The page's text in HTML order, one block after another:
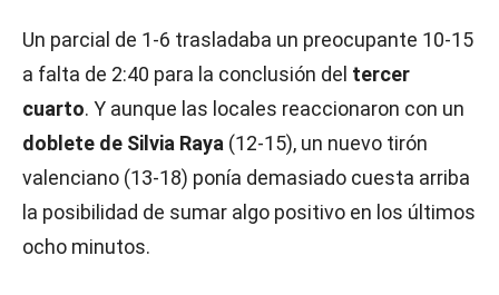
Un parcial de 1-6 trasladaba un preocupante 10-15
a falta de 2:40 para la conclusión del tercer
cuarto. Y aunque las locales reaccionaron con un
doblete de Silvia Raya (12-15), un nuevo tirón
valenciano (13-18) ponía demasiado cuesta arriba
la posibilidad de sumar algo positivo en los últimos
ocho minutos.